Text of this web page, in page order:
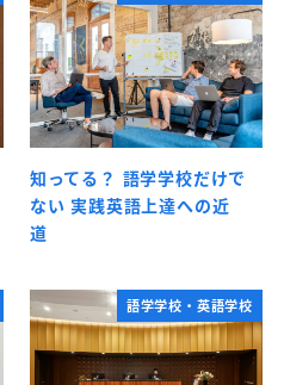
知ってる？ 語学学校だけで
ない 実践英語上達への近
道
語学学校・英語学校